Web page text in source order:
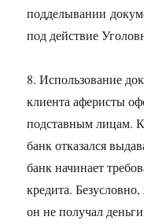
подделывании
под действие
8. Использование
клиента аферисты
подставным лицам.
банк отказался
банк начинает
кредита.
он не получал